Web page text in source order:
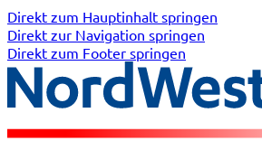
Direkt zum Hauptinhalt springen
Direkt zur Navigation springen
Direkt zum Footer springen